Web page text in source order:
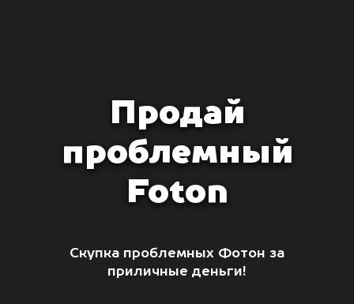
Продай
проблемный
Foton
Скупка проблемных Фотон за
приличные деньги!